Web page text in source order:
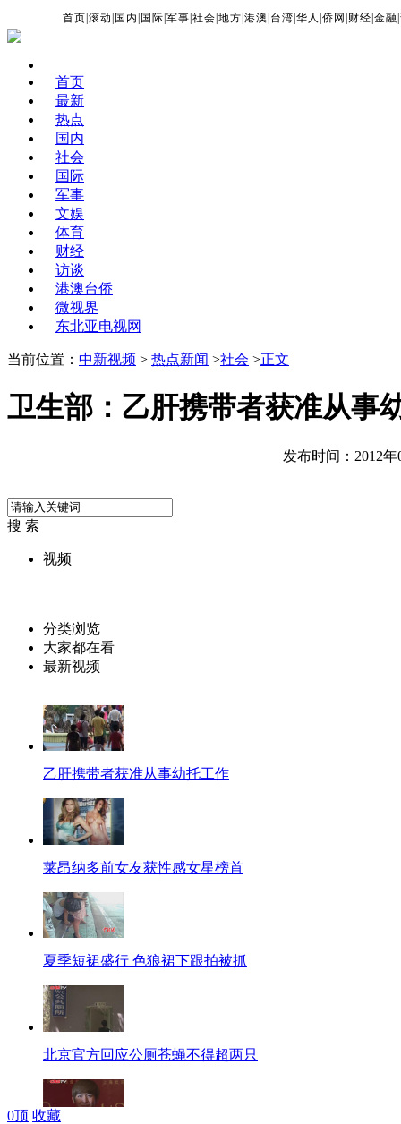
首页 |滚动 国内 国际 |军事 |社会 |地方 |港澳 台湾 |华人 |侨网 财经 |金融 |
首页
最新
热点
国内
社会
国际
军事
文娱
体育
财经
访谈
港澳台侨
微视界
东北亚电视网
当前位置： 中新视频 > 热点新闻 >社会 >正文
卫生部：乙肝携带者获准从事
发布时间：2012年
搜 索
视频
分类浏览
大家都在看
最新视频
乙肝携带者获准从事幼托工作
莱昂纳多前女友获性感女星榜首
夏季短裙盛行 色狼裙下跟拍被抓
北京官方回应公厕苍蝇不得超两只
0顶 收藏